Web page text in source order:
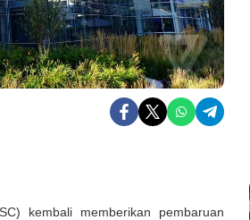
kembali memberikan pembaruan